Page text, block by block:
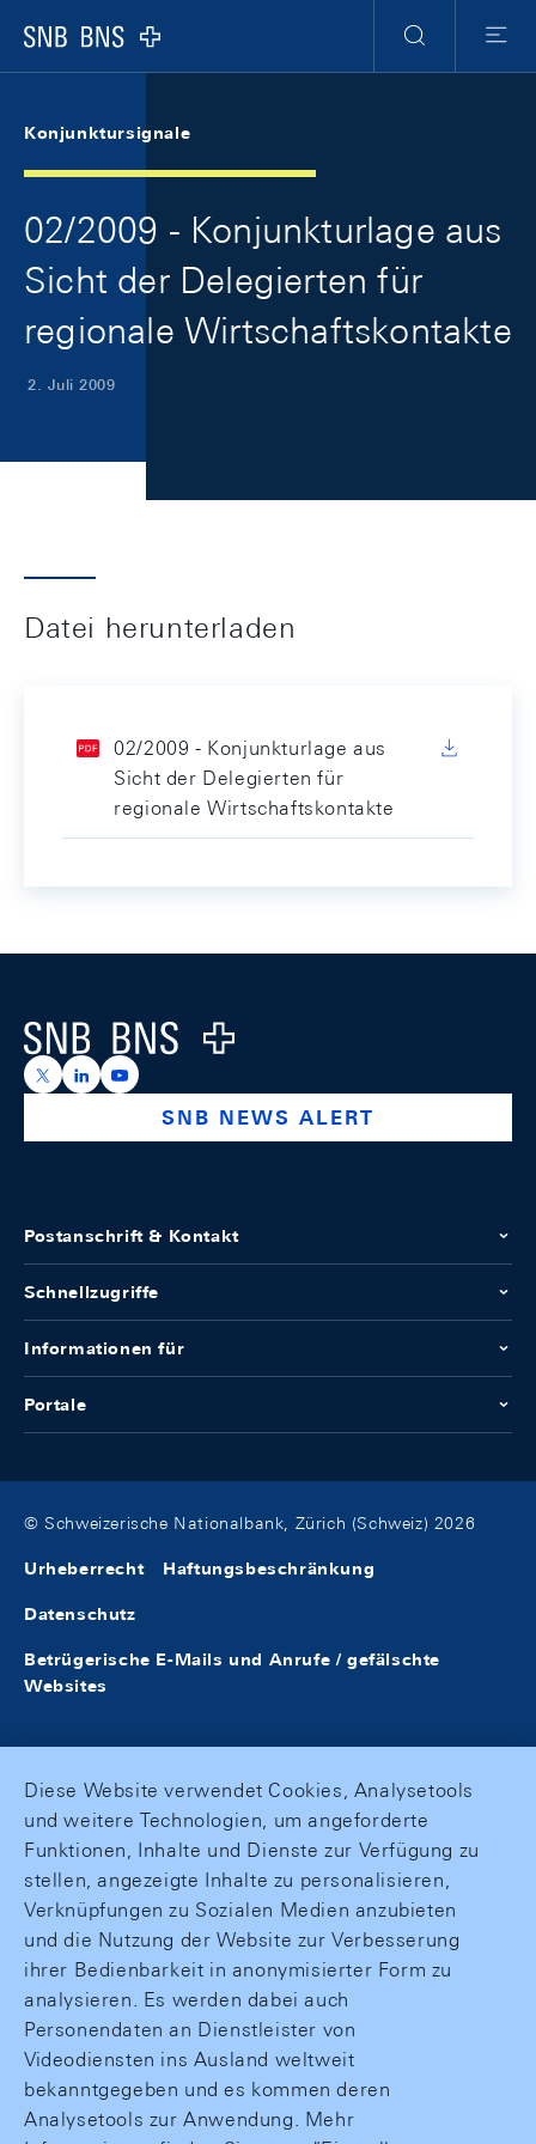
Logo
Suche
Menu
Konjunktursignale
02/2009 - Konjunkturlage aus
Sicht der Delegierten für
regionale Wirtschaftskontakte
2. Juli 2009
Datei herunterladen
02/2009 - Konjunkturlage aus
Sicht der Delegierten für
regionale Wirtschaftskontakte
Logo
https://x.com/snb_bns
https://ch.linkedin.com/company/swiss-national-
https://www.youtube.com/@swissnationalbank
SNB NEWS ALERT
Postanschrift & Kontakt
Schnellzugriffe
Informationen für
Portale
© Schweizerische Nationalbank, Zürich (Schweiz) 2026
Urheberrecht Haftungsbeschränkung
Datenschutz
Betrügerische E-Mails und Anrufe / gefälschte
Websites
Diese Website verwendet Cookies, Analysetools
und weitere Technologien, um angeforderte
Funktionen, Inhalte und Dienste zur Verfügung zu
stellen, angezeigte Inhalte zu personalisieren,
Verknüpfungen zu Sozialen Medien anzubieten
und die Nutzung der Website zur Verbesserung
ihrer Bedienbarkeit in anonymisierter Form zu
analysieren. Es werden dabei auch
Personendaten an Dienstleister von
Videodiensten ins Ausland weltweit
bekanntgegeben und es kommen deren
Analysetools zur Anwendung. Mehr